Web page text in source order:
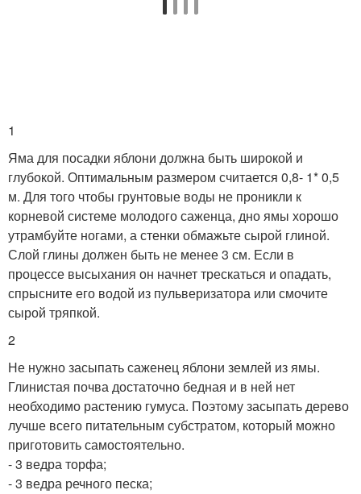
1
Яма для посадки яблони должна быть широкой и
глубокой. Оптимальным размером считается 0,8- 1* 0,5
м. Для того чтобы грунтовые воды не проникли к
корневой системе молодого саженца, дно ямы хорошо
утрамбуйте ногами, а стенки обмажьте сырой глиной.
Слой глины должен быть не менее 3 см. Если в
процессе высыхания он начнет трескаться и опадать,
спрысните его водой из пульверизатора или смочите
сырой тряпкой.
2
Не нужно засыпать саженец яблони землей из ямы.
Глинистая почва достаточно бедная и в ней нет
необходимо растению гумуса. Поэтому засыпать дерево
лучше всего питательным субстратом, который можно
приготовить самостоятельно.
- 3 ведра торфа;
- 3 ведра речного песка;